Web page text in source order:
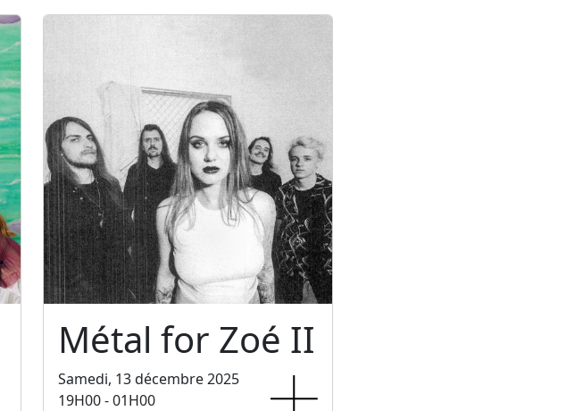
Métal for Zoé II
Samedi, 13 décembre 2025
19H00 - 01H00